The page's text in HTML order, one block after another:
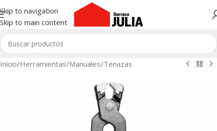
Skip to navigation
Skip to main content
Inicio/Herramientas/Manuales/Tenazas